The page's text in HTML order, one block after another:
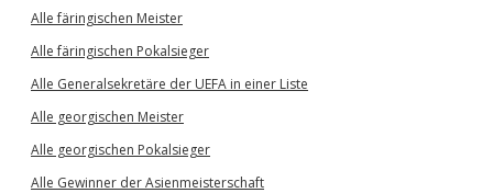
Alle färingischen Meister
Alle färingischen Pokalsieger
Alle Generalsekretäre der UEFA in einer Liste
Alle georgischen Meister
Alle georgischen Pokalsieger
Alle Gewinner der Asienmeisterschaft